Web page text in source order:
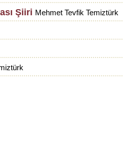
Şiiri Mehmet Tevfik Temiztürk